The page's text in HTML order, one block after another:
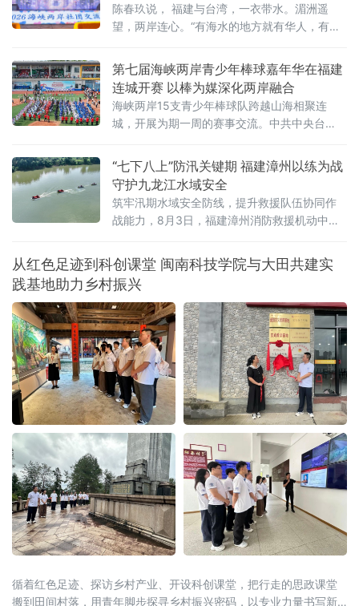
陈春玖说， 福建与台湾，一衣带水。湄洲遥
望，两岸连心。“有海水的地方就有华人，有华
文化积淀和信仰，同根同源。
第七届海峡两岸青少年棒球嘉年华在福建
连城开赛 以棒为媒深化两岸融合
海峡两岸15支青少年棒球队跨越山海相聚连
城，开展为期一周的赛事交流。中共中央台
副省长江尔雄，中国
“七下八上”防汛关键期 福建漳州以练为战
守护九龙江水域安全
筑牢汛期水域安全防线，提升救援队伍协同作
战能力，8月3日，福建漳州消防救援机动中队
展水域救援实战化演练。
从红色足迹到科创课堂 闽南科技学院与大田共建实
践基地助力乡村振兴
循着红色足迹、探访乡村产业、开设科创课堂，把行走的思政课堂
搬到田间村落，用青年脚步探寻乡村振兴密码，以专业力量书写新